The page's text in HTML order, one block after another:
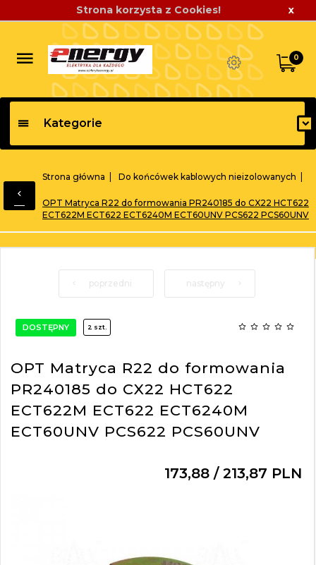
Strona korzysta z Cookies! x
0
Kategorie
Strona główna Do końcówek kablowych nieizolowanych
OPT Matryca R22 do formowania PR240185 do CX22 HCT622
ECT622M ECT622 ECT6240M ECT60UNV PCS622 PCS60UNV
poprzedni następny
DOSTĘPNY 2 szt.
OPT Matryca R22 do formowania
PR240185 do CX22 HCT622
ECT622M ECT622 ECT6240M
ECT60UNV PCS622 PCS60UNV
173,88 / 213,87 PLN